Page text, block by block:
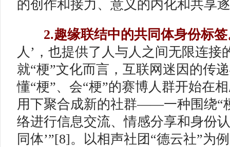
的创作和接力、意义的内化和共享
2.趣缘联结中的共同体身份标签
人’，也提供了人与人之间无限连接
就“梗”文化而言，互联网迷因的传
懂“梗”、会“梗”的赛博人群开始在
用下聚合成新的社群——一种围绕“
络进行信息交流、情感分享和身份
同体’”[8]。以相声社团“德云社”为